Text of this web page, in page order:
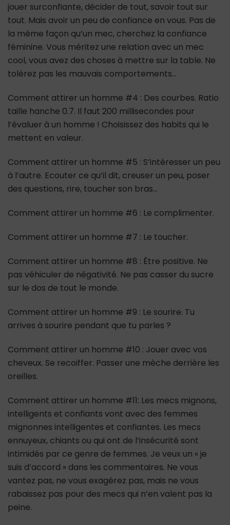
jouer surconfiante, décider de tout, savoir tout sur
tout. Mais avoir un peu de confiance en vous. Pas de
la même façon qu’un mec, cherchez la confiance
féminine. Vous méritez une relation avec un mec
cool, vous avez des choses à mettre sur la table. Ne
tolérez pas les mauvais comportements…
Comment attirer un homme #4 : Des courbes. Ratio
taille hanche 0.7. Il faut 200 millisecondes pour
l’évaluer à un homme ! Choisissez des habits qui le
mettent en valeur.
Comment attirer un homme #5 : S’intéresser un peu
à l’autre. Ecouter ce qu’il dit, creuser un peu, poser
des questions, rire, toucher son bras…
Comment attirer un homme #6 : Le complimenter.
Comment attirer un homme #7 : Le toucher.
Comment attirer un homme #8 : Être positive. Ne
pas véhiculer de négativité. Ne pas casser du sucre
sur le dos de tout le monde.
Comment attirer un homme #9 : Le sourire. Tu
arrives à sourire pendant que tu parles ?
Comment attirer un homme #10 : Jouer avec vos
cheveux. Se recoiffer. Passer une mèche derrière les
oreilles.
Comment attirer un homme #11: Les mecs mignons,
intelligents et confiants vont avec des femmes
mignonnes intelligentes et confiantes. Les mecs
ennuyeux, chiants ou qui ont de l’insécurité sont
intimidés par ce genre de femmes. Je veux un « je
suis d’accord » dans les commentaires. Ne vous
vantez pas, ne vous exagérez pas, mais ne vous
rabaissez pas pour des mecs qui n’en valent pas la
peine.